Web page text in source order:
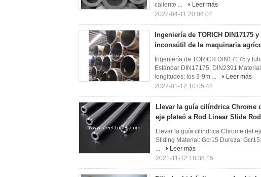
caliente ...
Leer más
2022-04-11 20:06:04
Ingeniería de TORICH DIN17175
inconsútil de la maquinaria
Ingeniería de TORICH DIN17175 y
Estándar DIN17175, DIN2391
longitudes: los 3-9m ...
Leer más
2022-01-12 10:05:42
Llevar la guía cilíndrica Chrome
eje plateó a Rod Linear Slide
Llevar la guía cilíndrica Chrome del
Sliding Material: Gcr15 Dureza:
...
Leer más
2021-11-12 18:38:15